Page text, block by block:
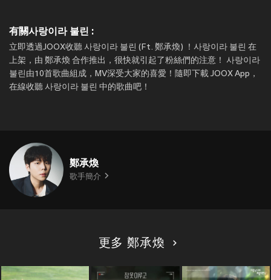
有關사랑이라 불린 :
立即透過JOOX收聽 사랑이라 불린 (Ft. 鄭承煥) ！사랑이라 불린 在
上架，由 鄭承煥 合作推出，很快就引起了粉絲們的注意！ 사랑이라
불린由10首歌曲組成，MV深受大家的喜愛！隨即下載 JOOX App，
在線收聽 사랑이라 불린 中的歌曲吧！
鄭承煥
歌手簡介
更多 鄭承煥